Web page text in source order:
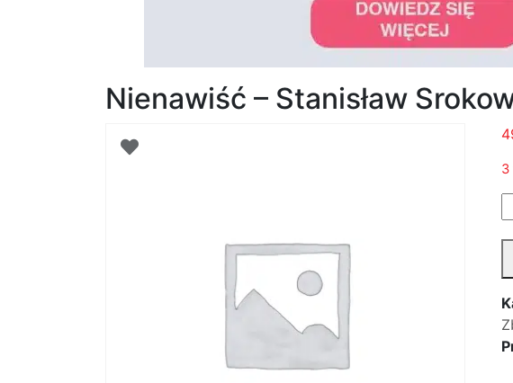
Nienawiść – Stanisław
3
-